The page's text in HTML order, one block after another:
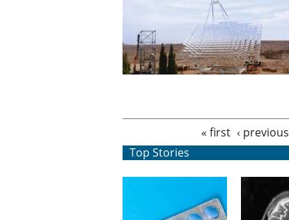
« first ‹ previous
Top Stories